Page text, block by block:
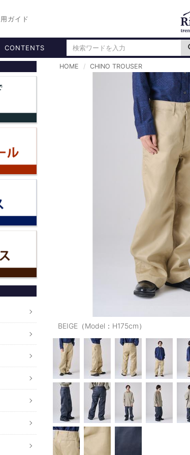
ガイド
CONTENTS
HOME CHINO TROUSER
BEIGE（Model：H175cm）